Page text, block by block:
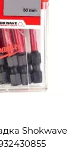
Shokwave